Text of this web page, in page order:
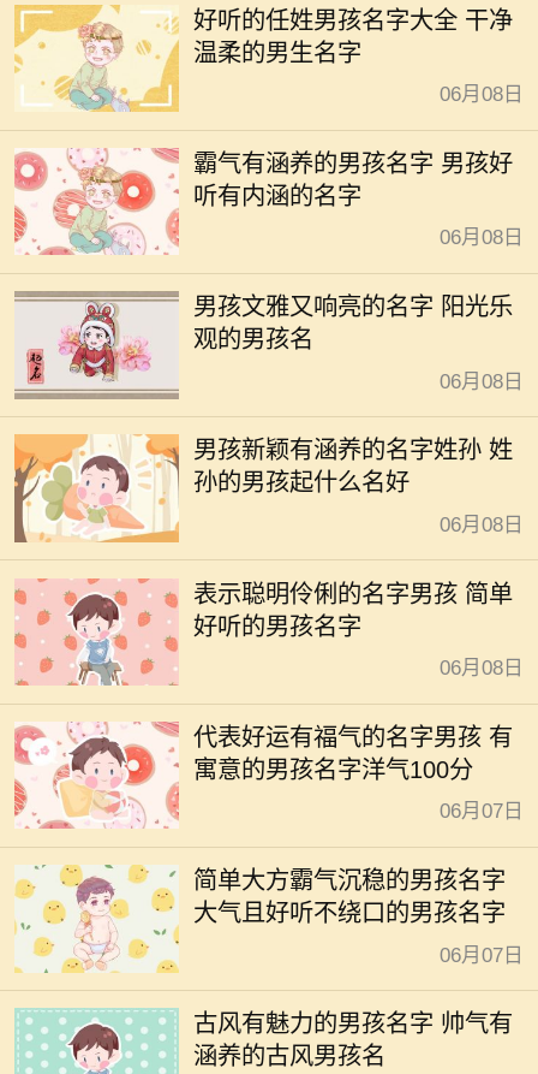
好听的任姓男孩名字大全 干净
温柔的男生名字
06月08日
霸气有涵养的男孩名字 男孩好
听有内涵的名字
06月08日
男孩文雅又响亮的名字 阳光乐
观的男孩名
06月08日
男孩新颖有涵养的名字姓孙 姓
孙的男孩起什么名好
06月08日
表示聪明伶俐的名字男孩 简单
好听的男孩名字
06月08日
代表好运有福气的名字男孩 有
寓意的男孩名字洋气100分
06月07日
简单大方霸气沉稳的男孩名字
大气且好听不绕口的男孩名字
06月07日
古风有魅力的男孩名字 帅气有
涵养的古风男孩名